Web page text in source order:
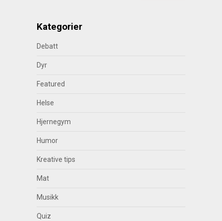
Kategorier
Debatt
Dyr
Featured
Helse
Hjernegym
Humor
Kreative tips
Mat
Musikk
Quiz